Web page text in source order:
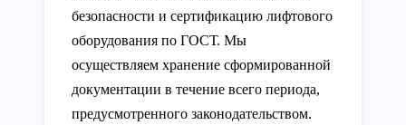
безопасности и сертификацию лифтового
оборудования по ГОСТ. Мы
осуществляем хранение сформированной
документации в течение всего периода,
предусмотренного законодательством.